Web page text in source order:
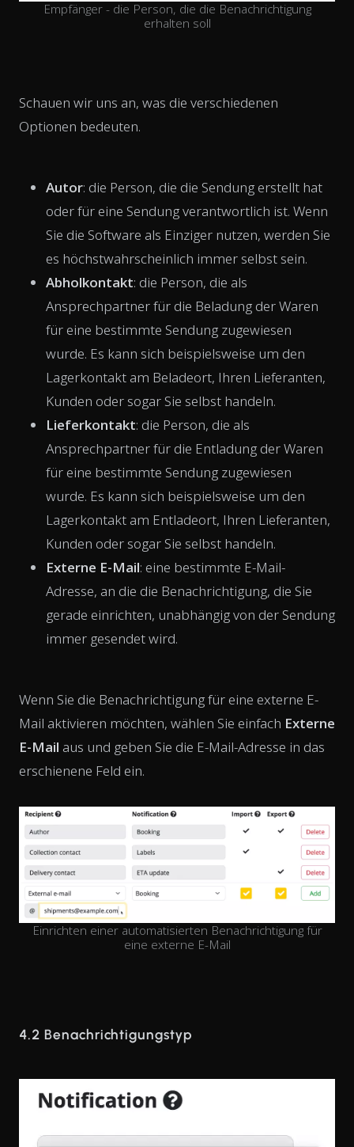
Empfänger - die Person, die die Benachrichtigung
erhalten soll
Schauen wir uns an, was die verschiedenen
Optionen bedeuten.
Autor: die Person, die die Sendung erstellt hat
oder für eine Sendung verantwortlich ist. Wenn
Sie die Software als Einziger nutzen, werden Sie
es höchstwahrscheinlich immer selbst sein.
Abholkontakt: die Person, die als
Ansprechpartner für die Beladung der Waren
für eine bestimmte Sendung zugewiesen
wurde. Es kann sich beispielsweise um den
Lagerkontakt am Beladeort, Ihren Lieferanten,
Kunden oder sogar Sie selbst handeln.
Lieferkontakt: die Person, die als
Ansprechpartner für die Entladung der Waren
für eine bestimmte Sendung zugewiesen
wurde. Es kann sich beispielsweise um den
Lagerkontakt am Entladeort, Ihren Lieferanten,
Kunden oder sogar Sie selbst handeln.
Externe E-Mail: eine bestimmte E-Mail-
Adresse, an die die Benachrichtigung, die Sie
gerade einrichten, unabhängig von der Sendung
immer gesendet wird.
Wenn Sie die Benachrichtigung für eine externe E-
Mail aktivieren möchten, wählen Sie einfach Externe
E-Mail aus und geben Sie die E-Mail-Adresse in das
erschienene Feld ein.
Einrichten einer automatisierten Benachrichtigung für
eine externe E-Mail
4.2 Benachrichtigungstyp